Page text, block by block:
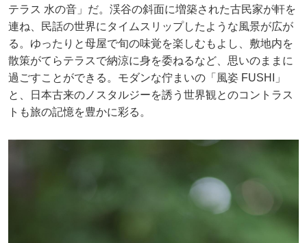
テラス 水の音」だ。渓谷の斜面に増築された古民家が軒を
連ね、民話の世界にタイムスリップしたような風景が広が
る。ゆったりと母屋で旬の味覚を楽しむもよし、敷地内を
散策がてらテラスで納涼に身を委ねるなど、思いのままに
過ごすことができる。モダンな佇まいの「風姿 FUSHI」
と、日本古来のノスタルジーを誘う世界観とのコントラス
トも旅の記憶を豊かに彩る。